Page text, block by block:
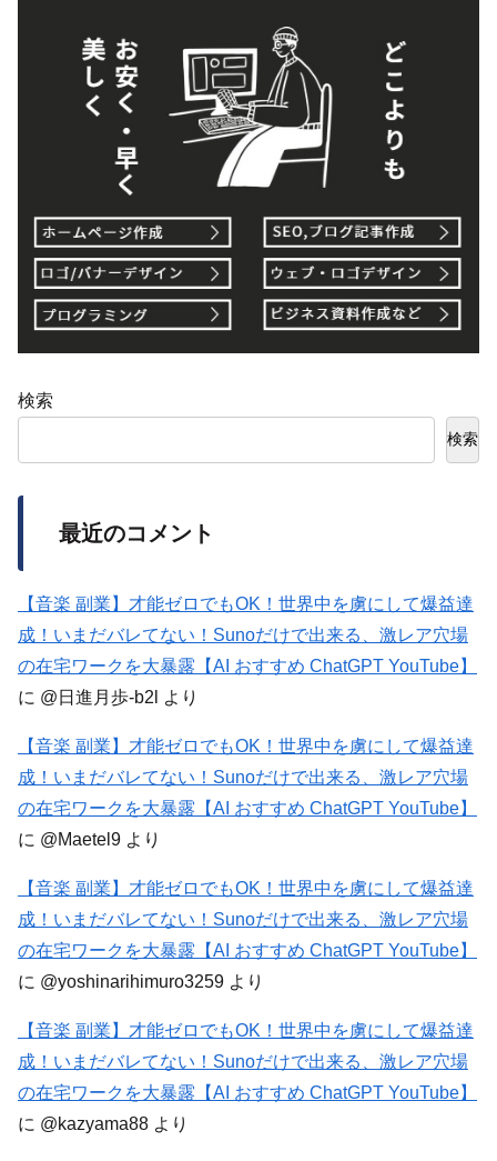
検索
検索
最近のコメント
【音楽 副業】才能ゼロでもOK！世界中を虜にして爆益達
成！いまだバレてない！Sunoだけで出来る、激レア穴場
の在宅ワークを大暴露【AI おすすめ ChatGPT YouTube】
に @日進月歩-b2l より
【音楽 副業】才能ゼロでもOK！世界中を虜にして爆益達
成！いまだバレてない！Sunoだけで出来る、激レア穴場
の在宅ワークを大暴露【AI おすすめ ChatGPT YouTube】
に @Maetel9 より
【音楽 副業】才能ゼロでもOK！世界中を虜にして爆益達
成！いまだバレてない！Sunoだけで出来る、激レア穴場
の在宅ワークを大暴露【AI おすすめ ChatGPT YouTube】
に @yoshinarihimuro3259 より
【音楽 副業】才能ゼロでもOK！世界中を虜にして爆益達
成！いまだバレてない！Sunoだけで出来る、激レア穴場
の在宅ワークを大暴露【AI おすすめ ChatGPT YouTube】
に @kazyama88 より